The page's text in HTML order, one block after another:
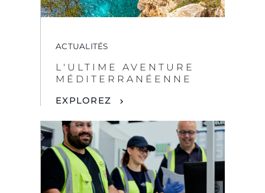
EXPLOREZ
ACTUALITÉS
JOURNÉE
INTERNATIONALE DES